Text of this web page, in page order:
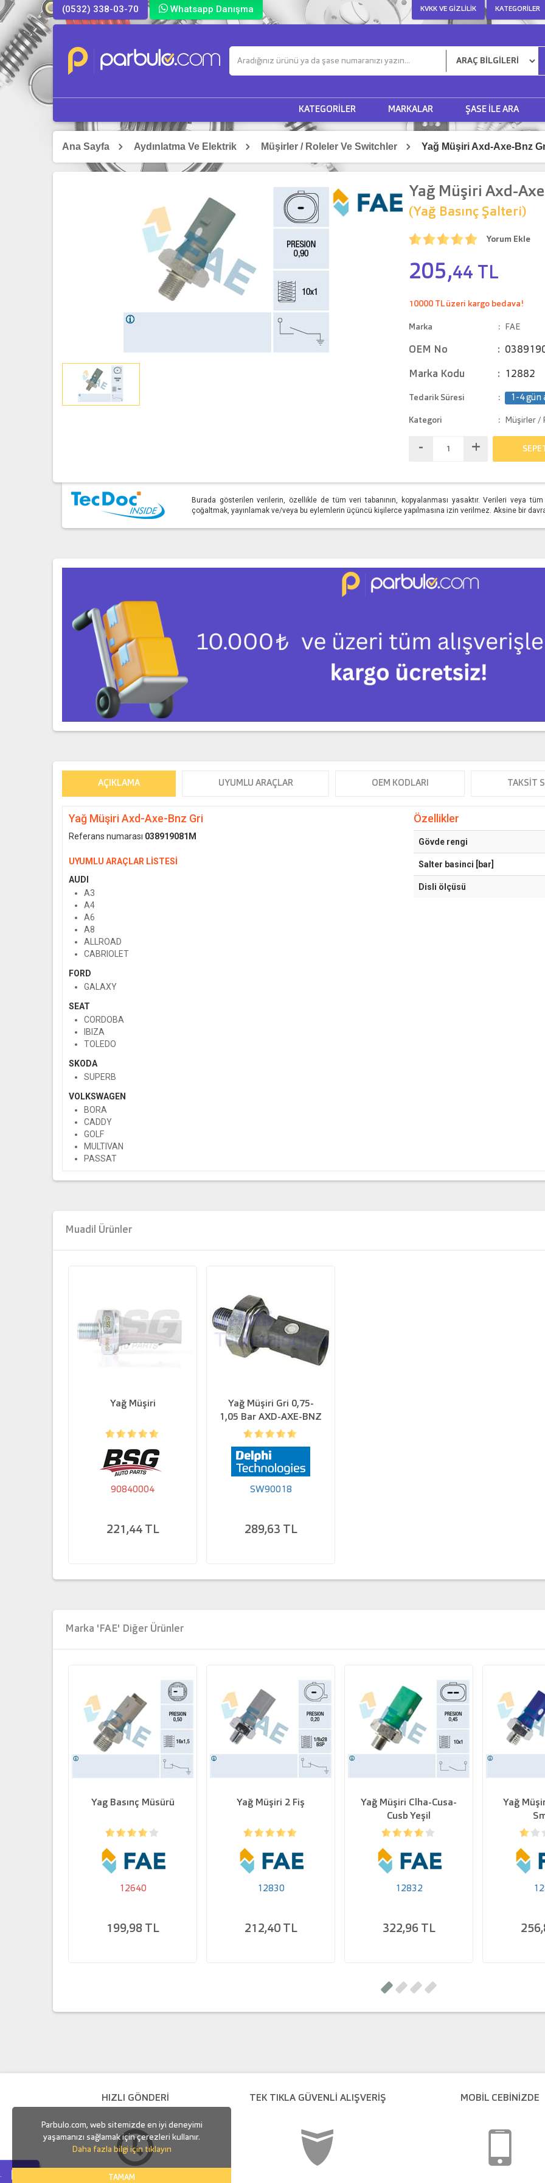
(0532) 338-03-70 Whatsapp Danışma KVKK VE GIZLILIK KATEGORILER
KATEGORILER MARKALAR ŞASE ILE ARA
Ana Sayfa Aydınlatma Ve Elektrik Müşirler / Roleler Ve Switchler Yağ Müşiri Axd-Axe-Bnz
Yağ Müşiri Axd-
(Yağ Basınç Şalteri)
Yorum Ekle
205,44 TL
10000 TL üzeri kargo bedava!
Marka FAE
OEM No
Marka Kodu 12882
Tedarik Süresi 1-4 gün
Kategori Müşirler /
- +
Burada gösterilen verilerin, özellikle de tüm veri tabanının, kopyalanması yasaktır. Verileri veya tüm
çoğaltmak, yayınlamak ve/veya bu eylemlerin üçüncü kişilerce yapılmasına izin verilmez. Aksine bir
AÇIKLAMA UYUMLU ARAÇLAR OEM KODLARI TAKSIT
Yağ Müşiri Axd-Axe-Bnz Gri
Referans numarası 038919081M
UYUMLU ARAÇLAR LİSTESİ
AUDI
A3
A4
A6
A8
ALLROAD
CABRIOLET
FORD
GALAXY
SEAT
CORDOBA
IBIZA
TOLEDO
SKODA
SUPERB
VOLKSWAGEN
BORA
CADDY
GOLF
MULTIVAN
PASSAT
POLO
Özellikler
Gövde rengi
Salter basinci [bar]
Disli ölçüsü
Muadil Ürünler
Yağ Müşiri
90840004
221,44 TL
Yağ Müşiri Gri 0,75-
1,05 Bar AXD-AXE-BNZ
Gri
SW90018
289,63 TL
Marka 'FAE' Diğer Ürünler
Yag Basınç Müsürü
12640
199,98 TL
Yağ Müşiri 2 Fiş
12830
212,40 TL
Yağ Müşiri Clha-Cusa-
Cusb Yeşil
12832
322,96 TL
Yağ
HIZLI GÖNDERİ TEK TIKLA GÜVENLI ALIŞVERIŞ MOBİL CEBİNİZDE
Parbulo.com, web sitemizde en iyi deneyimi
yaşamanızı sağlamak için çerezleri kullanır.
Daha fazla bilgi için tıklayın
TAMAM